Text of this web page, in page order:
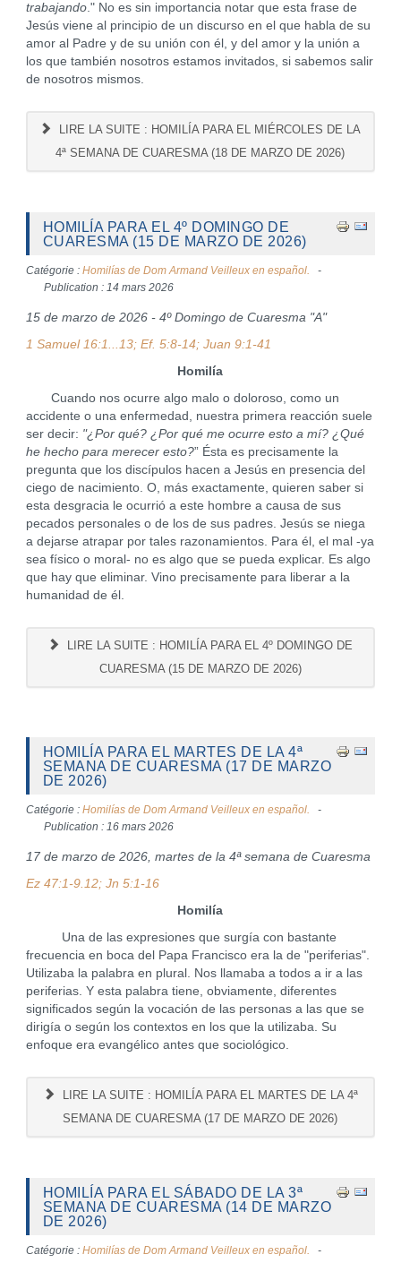
trabajando." No es sin importancia notar que esta frase de
Jesús viene al principio de un discurso en el que habla de su
amor al Padre y de su unión con él, y del amor y la unión a
los que también nosotros estamos invitados, si sabemos salir
de nosotros mismos.
LIRE LA SUITE : HOMILÍA PARA EL MIÉRCOLES DE LA
4ª SEMANA DE CUARESMA (18 DE MARZO DE 2026)
HOMILÍA PARA EL 4º DOMINGO DE
CUARESMA (15 DE MARZO DE 2026)
Catégorie : Homilías de Dom Armand Veilleux en español.
Publication : 14 mars 2026
15 de marzo de 2026 - 4º Domingo de Cuaresma "A"
1 Samuel 16:1...13; Ef. 5:8-14; Juan 9:1-41
Homilía
Cuando nos ocurre algo malo o doloroso, como un
accidente o una enfermedad, nuestra primera reacción suele
ser decir: "¿Por qué? ¿Por qué me ocurre esto a mí? ¿Qué
he hecho para merecer esto?” Ésta es precisamente la
pregunta que los discípulos hacen a Jesús en presencia del
ciego de nacimiento. O, más exactamente, quieren saber si
esta desgracia le ocurrió a este hombre a causa de sus
pecados personales o de los de sus padres. Jesús se niega
a dejarse atrapar por tales razonamientos. Para él, el mal -ya
sea físico o moral- no es algo que se pueda explicar. Es algo
que hay que eliminar. Vino precisamente para liberar a la
humanidad de él.
LIRE LA SUITE : HOMILÍA PARA EL 4º DOMINGO DE
CUARESMA (15 DE MARZO DE 2026)
HOMILÍA PARA EL MARTES DE LA 4ª
SEMANA DE CUARESMA (17 DE MARZO
DE 2026)
Catégorie : Homilías de Dom Armand Veilleux en español.
Publication : 16 mars 2026
17 de marzo de 2026, martes de la 4ª semana de Cuaresma
Ez 47:1-9.12; Jn 5:1-16
Homilía
Una de las expresiones que surgía con bastante
frecuencia en boca del Papa Francisco era la de "periferias".
Utilizaba la palabra en plural. Nos llamaba a todos a ir a las
periferias. Y esta palabra tiene, obviamente, diferentes
significados según la vocación de las personas a las que se
dirigía o según los contextos en los que la utilizaba. Su
enfoque era evangélico antes que sociológico.
LIRE LA SUITE : HOMILÍA PARA EL MARTES DE LA 4ª
SEMANA DE CUARESMA (17 DE MARZO DE 2026)
HOMILÍA PARA EL SÁBADO DE LA 3ª
SEMANA DE CUARESMA (14 DE MARZO
DE 2026)
Catégorie : Homilías de Dom Armand Veilleux en español.